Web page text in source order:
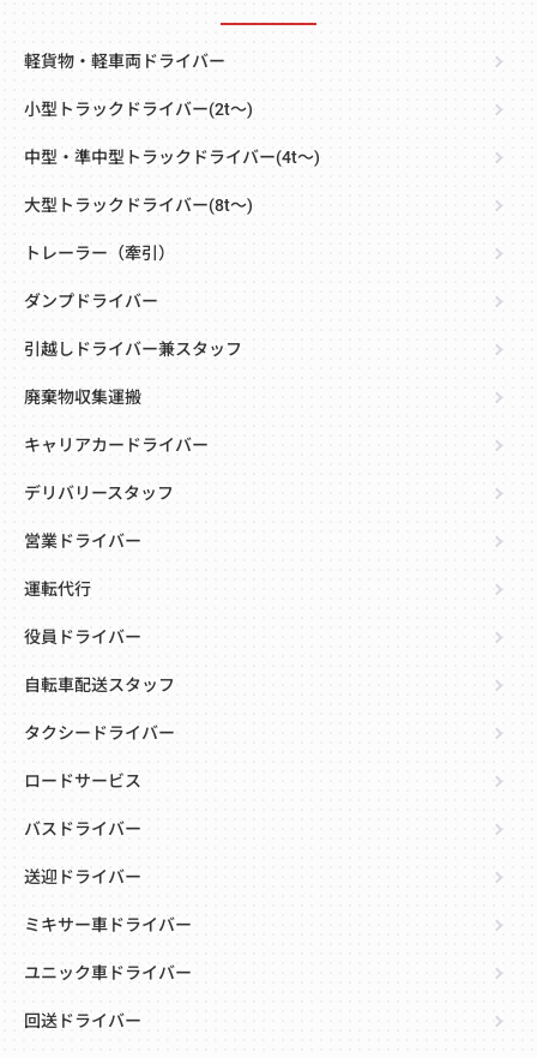
軽貨物・軽車両ドライバー
小型トラックドライバー(2t～)
中型・準中型トラックドライバー(4t～)
大型トラックドライバー(8t～)
トレーラー（牽引）
ダンプドライバー
引越しドライバー兼スタッフ
廃棄物収集運搬
キャリアカードライバー
デリバリースタッフ
営業ドライバー
運転代行
役員ドライバー
自転車配送スタッフ
タクシードライバー
ロードサービス
バスドライバー
送迎ドライバー
ミキサー車ドライバー
ユニック車ドライバー
回送ドライバー